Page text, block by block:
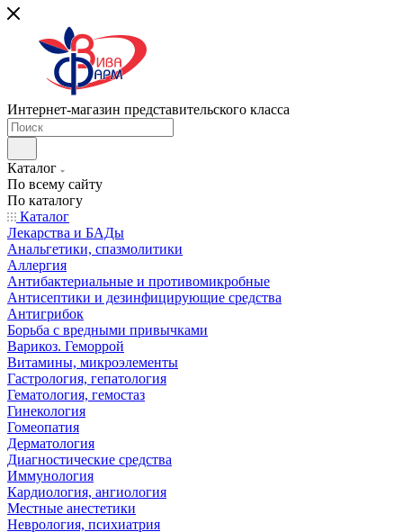
Интернет-магазин представительского класса
Каталог
По всему сайту
По каталогу
Каталог
Лекарства и БАДы
Анальгетики, спазмолитики
Аллергия
Антибактериальные и противомикробные
Антисептики и дезинфицирующие средства
Антигрибок
Борьба с вредными привычками
Варикоз. Геморрой
Витамины, микроэлементы
Гастрология, гепатология
Гематология, гемостаз
Гинекология
Гомеопатия
Дерматология
Диагностические средства
Иммунология
Кардиология, ангиология
Местные анестетики
Неврология, психиатрия